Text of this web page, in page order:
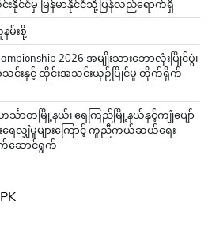
င်ငံမှ မြန်မာနိုင်ငံသို့ပြန်လည်ရောက်ရှိ
နမ်းစို့
2026 အမျိုးသားဘောလုံးပြိုင်ပွဲ၊
င်းနှင့် ထိုင်းအသင်းယှဉ်ပြိုင်မှု တိုက်ရိုက်
င်္သာတမြို့နယ်၊ ရေကြည်မြို့နယ်နှင့်ကျုံပျော်
ေလျှံမှုများကြောင့် ကူညီကယ်ဆယ်ရေး
ဆောင်ရွက်